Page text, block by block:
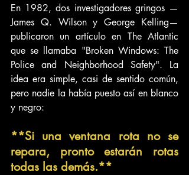
En 1982, dos investigadores gringos —
James Q. Wilson y George Kelling—
publicaron un artículo en The Atlantic
que se llamaba "Broken Windows: The
Police and Neighborhood Safety". La
idea era simple, casi de sentido común,
pero nadie la había puesto así en blanco
y negro:
**Si una ventana rota no se
repara, pronto estarán rotas
todas las demás.**